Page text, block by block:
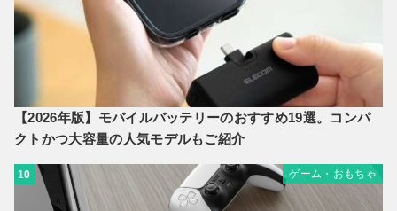
【2026年版】モバイルバッテリーのおすすめ19選。コンパ
クトかつ大容量の人気モデルもご紹介
10 ゲーム・おもちゃ